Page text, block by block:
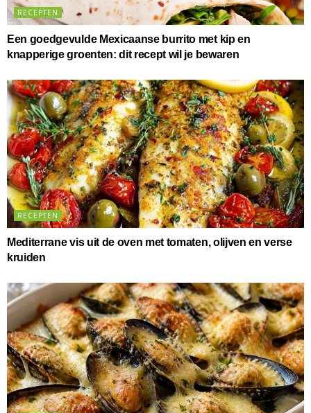
RECEPTEN
Een goedgevulde Mexicaanse burrito met kip en
knapperige groenten: dit recept wil je bewaren
RECEPTEN
Mediterrane vis uit de oven met tomaten, olijven en verse
kruiden